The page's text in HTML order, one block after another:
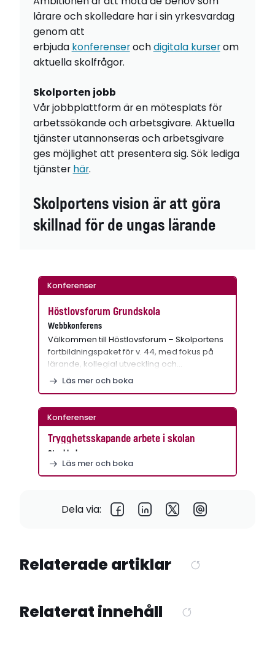
lärare och skolledare har i sin yrkesvardag
genom att
erbjuda konferenserochdigitala kurserom
aktuella skolfrågor.
Skolporten jobb
Vår jobbplattform är en mötesplats för
arbetssökande och arbetsgivare. Aktuella
tjänster utannonseras och arbetsgivare
ges möjlighet att presentera sig. Sök lediga
tjänster här.
Skolportens vision är att göra
skillnad för de ungas lärande
Konferenser
Höstlovsforum Grundskola
Webbkonferens
Välkommen till Höstlovsforum – Skolportens
fortbildningspaket för v. 44, med fokus på
lärande, kollegial utveckling och…
Läs mer och boka
Konferenser
Trygghetsskapande arbete i skolan
Stockholm
Läs mer och boka
Dela via:
Relaterade artiklar
Relaterat innehåll